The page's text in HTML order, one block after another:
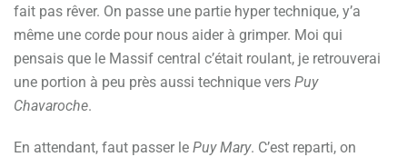
fait pas rêver. On passe une partie hyper technique, y’a
même une corde pour nous aider à grimper. Moi qui
pensais que le Massif central c’était roulant, je retrouverai
une portion à peu près aussi technique vers Puy
Chavaroche.
En attendant, faut passer le Puy Mary. C’est reparti, on